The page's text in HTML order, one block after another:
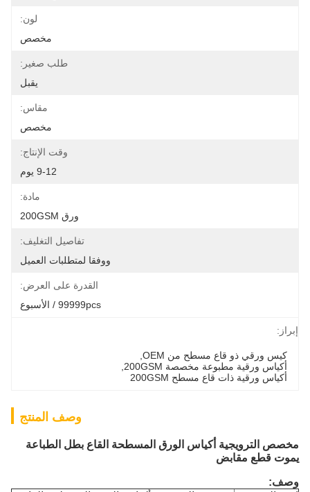
لون:
مخصص
طلب صغير:
يقبل
مقاس:
مخصص
وقت الإنتاج:
9-12 يوم
مادة:
ورق 200GSM
تفاصيل التغليف:
ووفقا لمتطلبات العميل
القدرة على العرض:
99999pcs / الأسبوع
إبراز:
كيس ورقي ذو قاع مسطح من OEM
,
أكياس ورقية مطبوعة مخصصة 200GSM
,
أكياس ورقية ذات قاع مسطح 200GSM
وصف المنتج
مخصص الترويجية أكياس الورق المسطحة القاع بطل الطباعة
يموت قطع مقابض
وصف: